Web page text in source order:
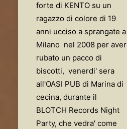
forte di KENTO su un
ragazzo di colore di 19
anni ucciso a sprangate a
Milano nel 2008 per aver
rubato un pacco di
biscotti, venerdi' sera
all'OASI PUB di Marina di
cecina, durante il
BLOTCH Records Night
Party, che vedra' come